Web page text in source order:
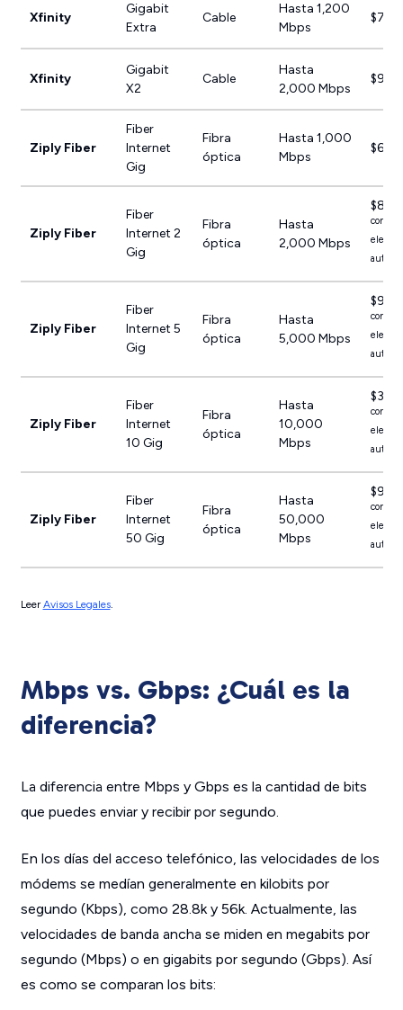
Xfinity
Gigabit
Extra
Cable
Hasta 1,200
Mbps
Xfinity
Gigabit
X2
Cable
Hasta
2,000 Mbps
Ziply Fiber
Fiber
Internet
Gig
Fibra
óptica
Hasta 1,000
Mbps
Ziply Fiber
Fiber
Internet 2
Gig
Fibra
óptica
Hasta
2,000 Mbps
con
Ziply Fiber
Fiber
Internet 5
Gig
Fibra
óptica
Hasta
5,000 Mbps
con
Ziply Fiber
Fiber
Internet
10 Gig
Fibra
óptica
Hasta
10,000
Mbps
con
Ziply Fiber
Fiber
Internet
50 Gig
Fibra
óptica
Hasta
50,000
Mbps
con
LeerAvisos Legales.
Mbps vs. Gbps: ¿Cuál es la
diferencia?
La diferencia entre Mbps y Gbps es la cantidad de bits
que puedes enviar y recibir por segundo.
En los días del acceso telefónico, las velocidades de los
módems se medían generalmente en kilobits por
segundo (Kbps), como 28.8k y 56k. Actualmente, las
velocidades de banda ancha se miden en megabits por
segundo (Mbps) o en gigabits por segundo (Gbps). Así
es como se comparan los bits: